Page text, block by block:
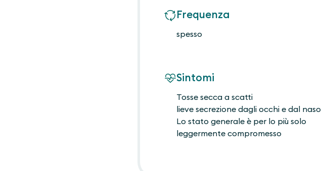
Frequenza
spesso
Sintomi
Tosse secca a scatti
lieve secrezione dagli occhi e dal naso
Lo stato generale è per lo più solo
leggermente compromesso